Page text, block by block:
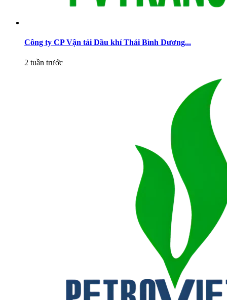
Công ty CP Vận tải Dầu khí Thái Bình Dương...
2 tuần trước